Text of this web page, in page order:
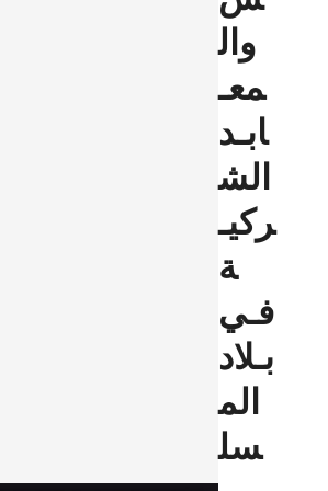
وال
معـ
ابـد
الش
ركيـ
ة
فـي
بـلاد
الم
سل